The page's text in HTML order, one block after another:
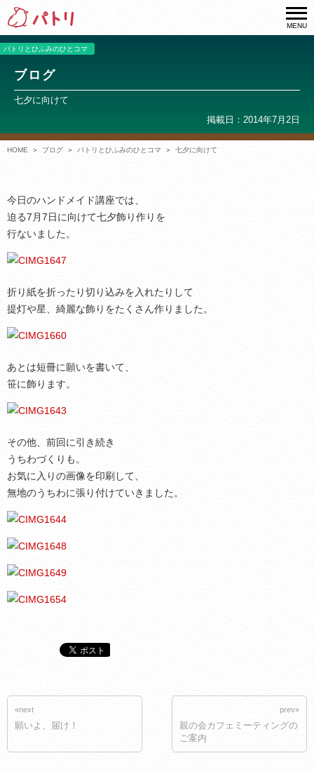
MENU
パトリとひふみのひとコマ
ブログ
七夕に向けて
掲載日：2014年7月2日
HOME ブログ パトリとひふみのひとコマ 七夕に向けて
今日のハンドメイド講座では、
迫る7月7日に向けて七夕飾り作りを
行ないました。
折り紙を折ったり切り込みを入れたりして
提灯や星、綺麗な飾りをたくさん作りました。
あとは短冊に願いを書いて、
笹に飾ります。
その他、前回に引き続き
うちわづくりも。
お気に入りの画像を印刷して、
無地のうちわに張り付けていきました。
«next
願いよ、届け！
prev»
親の会カフェミーティングの
ご案内